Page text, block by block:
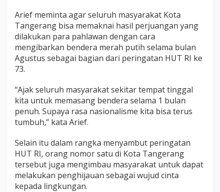
Arief meminta agar seluruh masyarakat Kota
Tangerang bisa memaknai hasil perjuangan yang
dilakukan para pahlawan dengan cara
mengibarkan bendera merah putih selama bulan
Agustus sebagai bagian dari peringatan HUT RI ke
73.
“Ajak seluruh masyarakat sekitar tempat tinggal
kita untuk memasang bendera selama 1 bulan
penuh. Supaya rasa nasionalisme kita bisa terus
tumbuh,” kata Arief.
Selain itu dalam rangka menyambut peringatan
HUT RI, orang nomor satu di Kota Tangerang
tersebut juga mengimbau masyarakat untuk dapat
melakukan penghijauan sebagai wujud cinta
kepada lingkungan.